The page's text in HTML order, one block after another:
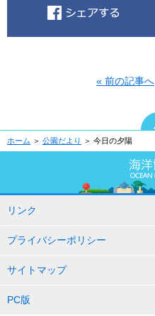
« 前の記事へ
ホーム ＞ 公園だより ＞ 今日の夕陽
リンク
プライバシーポリシー
サイトマップ
PC版